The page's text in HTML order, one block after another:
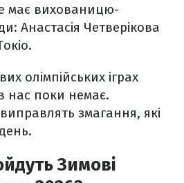
має вихованицю-
Анастасія Четверікова
олімпійських іграх
нас поки немає.
змагання, які
Зимові